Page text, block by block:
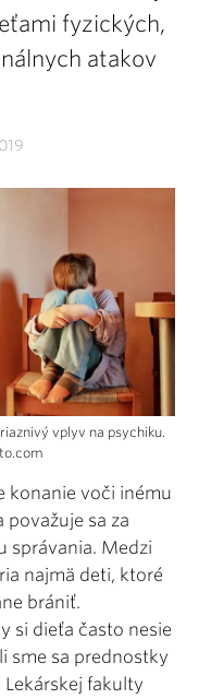
fyzických,
atakov
vplyv na psychiku.
konanie voči inému
sa za
správania. Medzi
najmä deti, ktoré
brániť.
si dieťa často nesie
sme sa prednostky
fakulty